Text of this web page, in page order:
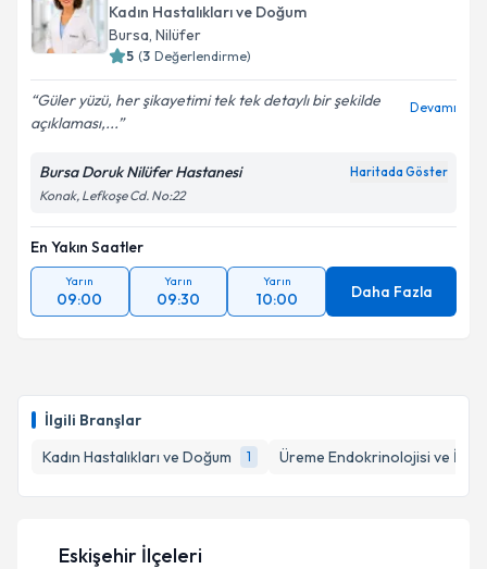
İlgili Branşlar
Kadın Hastalıkları ve Doğum
1 Üreme Endokrinolojisi ve
Kadın Hastalıkları ve Doğum
Bursa, Nilüfer
5 (3 Değerlendirme)
Güler yüzü, her şikayetimi tek tek detaylı bir şekilde
açıklaması,...
Devamı
Bursa Doruk Nilüfer Hastanesi Haritada Göster
Konak, Lefkoşe Cd. No:22
En Yakın Saatler
Yarın
09:00
Yarın
09:30
Yarın
10:00 Daha Fazla
Eskişehir İlçeleri